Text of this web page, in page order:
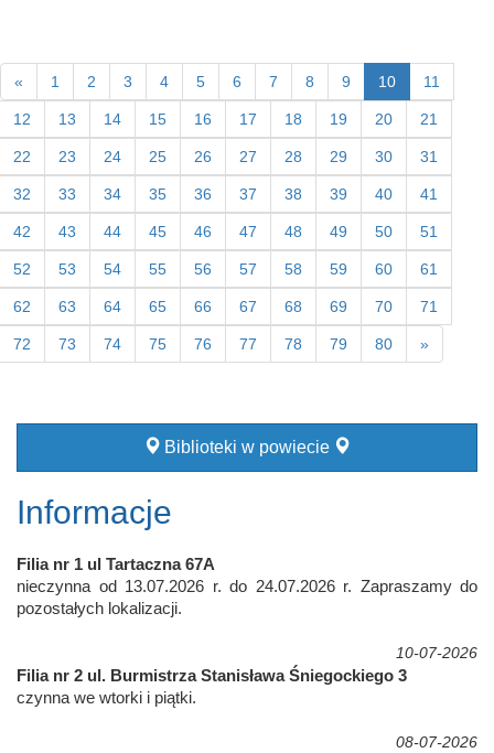
« 1 2 3 4 5 6 7 8 9 10 11
12 13 14 15 16 17 18 19 20 21
22 23 24 25 26 27 28 29 30 31
32 33 34 35 36 37 38 39 40 41
42 43 44 45 46 47 48 49 50 51
52 53 54 55 56 57 58 59 60 61
62 63 64 65 66 67 68 69 70 71
72 73 74 75 76 77 78 79 80 »
Biblioteki w powiecie
Informacje
Filia nr 1 ul Tartaczna 67A
nieczynna od 13.07.2026 r. do 24.07.2026 r. Zapraszamy do
pozostałych lokalizacji.
10-07-2026
Filia nr 2 ul. Burmistrza Stanisława Śniegockiego 3
czynna we wtorki i piątki.
08-07-2026